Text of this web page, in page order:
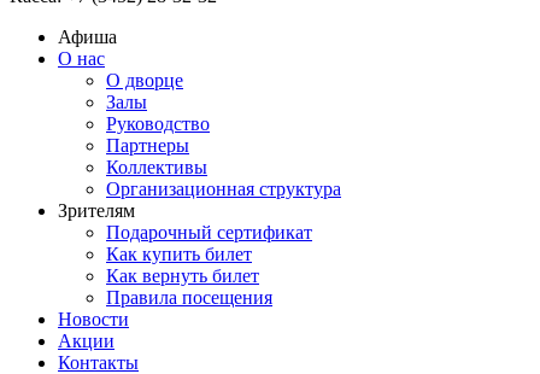
Афиша
О нас
О дворце
Залы
Руководство
Партнеры
Коллективы
Организационная структура
Зрителям
Подарочный сертификат
Как купить билет
Как вернуть билет
Правила посещения
Новости
Акции
Контакты